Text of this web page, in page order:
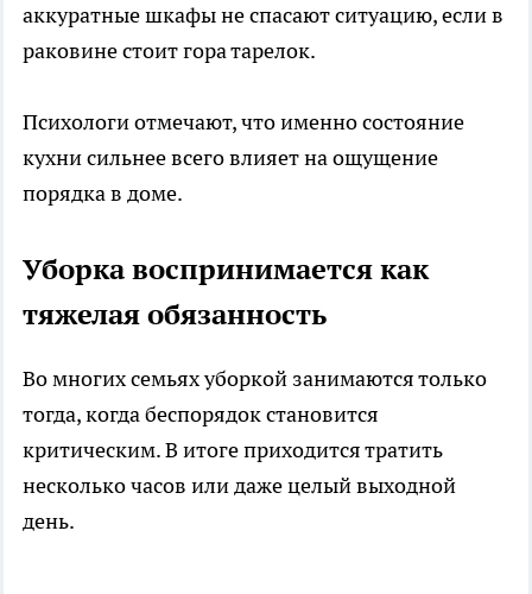
аккуратные шкафы не спасают ситуацию, если в
раковине стоит гора тарелок.
Психологи отмечают, что именно состояние
кухни сильнее всего влияет на ощущение
порядка в доме.
Уборка воспринимается как
тяжелая обязанность
Во многих семьях уборкой занимаются только
тогда, когда беспорядок становится
критическим. В итоге приходится тратить
несколько часов или даже целый выходной
день.